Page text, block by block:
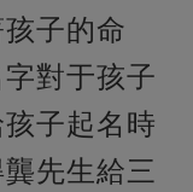
子的命
對于孩子
子起名時
先生給三